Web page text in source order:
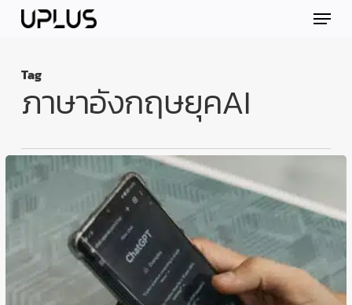
Skip Menu
Tag
ภาษาอังกฤษยุคAI
ภาษา
อังกฤษ
ใน
ยุค
AI:
ยิ่ง
เรียน
ยิ่ง